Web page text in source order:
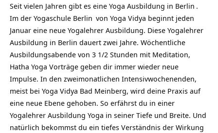
Seit vielen Jahren gibt es eine Yoga Ausbildung in Berlin .
Im der Yogaschule Berlin von Yoga Vidya beginnt jeden
Januar eine neue Yogalehrer Ausbildung. Diese Yogalehrer
Ausbildung in Berlin dauert zwei Jahre. Wöchentliche
Ausbildungsabende von 3 1/2 Stunden mit Meditation,
Hatha Yoga Vorträge geben dir immer wieder neue
Impulse. In den zweimonatlichen Intensivwochenenden,
meist bei Yoga Vidya Bad Meinberg, wird deine Praxis auf
eine neue Ebene gehoben. So erfährst du in einer
Yogalehrer Ausbildung Yoga in seiner Tiefe und Breite. Und
natürlich bekommst du ein tiefes Verständnis der Wirkung